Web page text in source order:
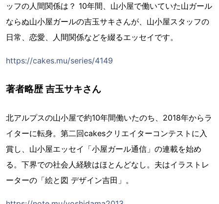
ッフの人間関係は？ 10年間、山小屋で働いていた山ガール
ならぬ山小屋ガールの吉玉サキさんが、山小屋スタッフの
日常、恋愛、人間関係などを綴るエッセイです。
https://cakes.mu/series/4149
著者略歴 吉玉サキさん
北アルプスの山小屋で約10年間働いたのち、2018年からラ
イターに転身。第二回cakesクリエイターコンテストに入
賞し、山小屋エッセイ「小屋ガール通信」の連載を始め
る。下界での社会人経験はほとんどなし。夫はイラストレ
ーターの「絵と図 デザイン吉田」。